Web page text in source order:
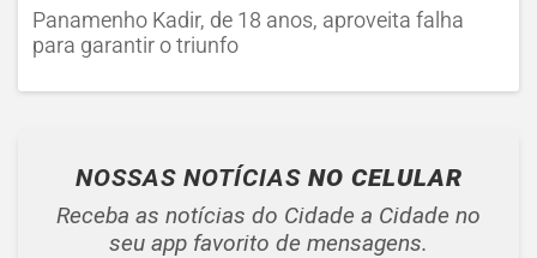
Panamenho Kadir, de 18 anos, aproveita falha
para garantir o triunfo
NOSSAS NOTÍCIAS NO CELULAR
Receba as notícias do Cidade a Cidade no
seu app favorito de mensagens.